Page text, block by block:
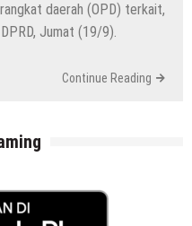
daerah (OPD) terkait,
Jumat (19/9).
Continue Reading